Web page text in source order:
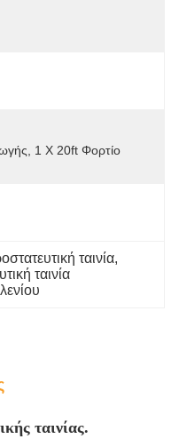
1 X 20ft Φορτίο
ταινία,
ταινία
ταινίας.